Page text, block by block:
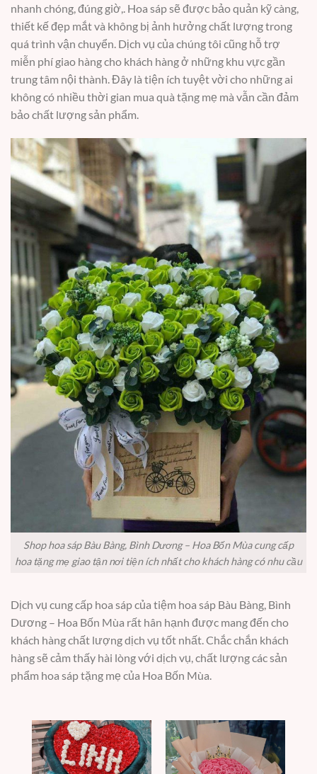
nhanh chóng, đúng giờ,. Hoa sáp sẽ được bảo quản kỹ càng,
thiết kế đẹp mắt và không bị ảnh hưởng chất lượng trong
quá trình vận chuyển. Dịch vụ của chúng tôi cũng hỗ trợ
miễn phí giao hàng cho khách hàng ở những khu vực gần
trung tâm nội thành. Đây là tiện ích tuyệt vời cho những ai
không có nhiều thời gian mua quà tặng mẹ mà vẫn cần đảm
bảo chất lượng sản phẩm.
Shop hoa sáp Bàu Bàng, Bình Dương – Hoa Bốn Mùa cung cấp
hoa tặng mẹ giao tận nơi tiện ích nhất cho khách hàng có nhu cầu
Dịch vụ cung cấp hoa sáp của tiệm hoa sáp Bàu Bàng, Bình
Dương – Hoa Bốn Mùa rất hân hạnh được mang đến cho
khách hàng chất lượng dịch vụ tốt nhất. Chắc chắn khách
hàng sẽ cảm thấy hài lòng với dịch vụ, chất lượng các sản
phẩm hoa sáp tặng mẹ của Hoa Bốn Mùa.